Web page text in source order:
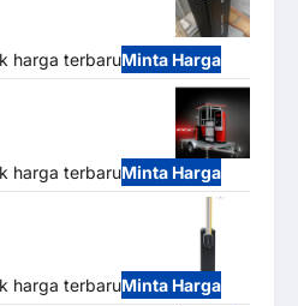
harga terbaruMinta Harga
harga terbaruMinta Harga
harga terbaruMinta Harga